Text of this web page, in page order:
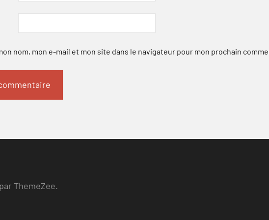
nom, mon e-mail et mon site dans le navigateur pour mon prochain
ThemeZee.